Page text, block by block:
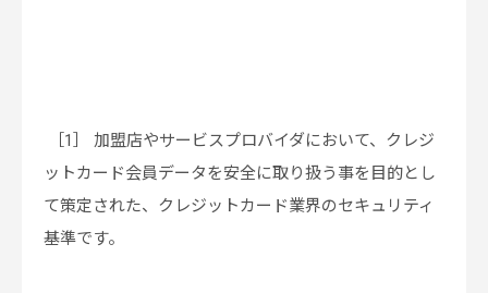
［1］ 加盟店やサービスプロバイダにおいて、クレジ
ットカード会員データを安全に取り扱う事を目的とし
て策定された、クレジットカード業界のセキュリティ
基準です。